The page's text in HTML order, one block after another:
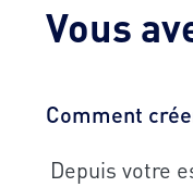
Vous
Comment
Depuis votre